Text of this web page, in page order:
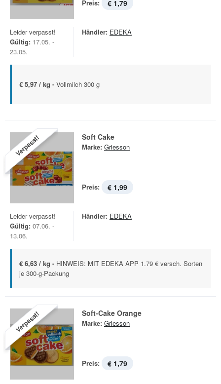
Preis: € 1,79
Leider verpasst!
Gültig: 17.05. -
23.05.
Händler: EDEKA
€ 5,97 / kg - Vollmilch 300 g
Verpasst! Soft Cake
Marke: Griesson
Preis: € 1,99
Leider verpasst!
Gültig: 07.06. -
13.06.
Händler: EDEKA
€ 6,63 / kg - HINWEIS: MIT EDEKA APP 1.79 € versch. Sorten
je 300-g-Packung
Verpasst! Soft-Cake Orange
Marke: Griesson
Preis: € 1,79